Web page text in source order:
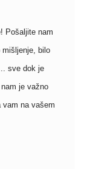
Pošaljite nam
mišljenje, bilo
sve dok je
je važno
vam na vašem